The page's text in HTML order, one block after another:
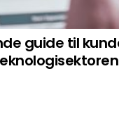
guide til